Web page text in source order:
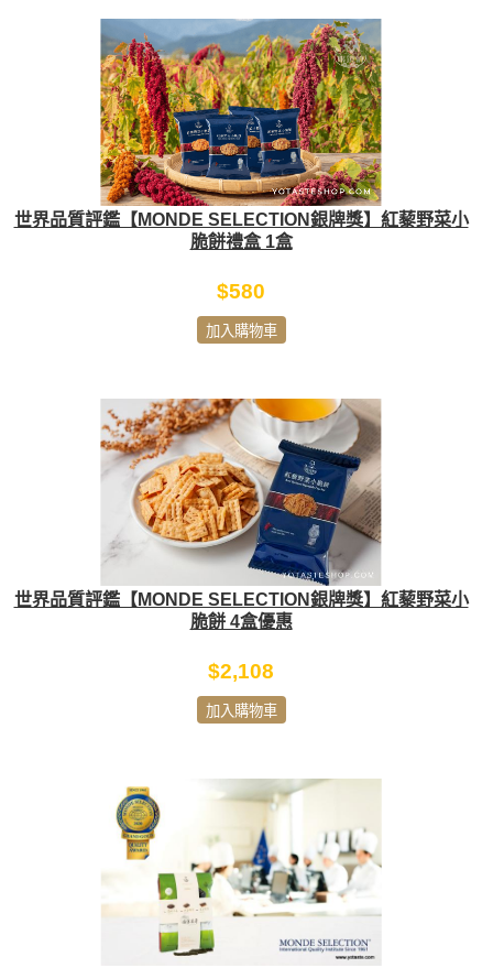
世界品質評鑑【MONDE SELECTION銀牌獎】紅藜野菜小
脆餅禮盒 1盒
$580
加入購物車
世界品質評鑑【MONDE SELECTION銀牌獎】紅藜野菜小
脆餅 4盒優惠
$2,108
加入購物車